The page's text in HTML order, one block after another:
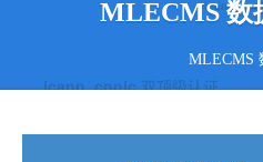
MLECMS 数
MLECMS